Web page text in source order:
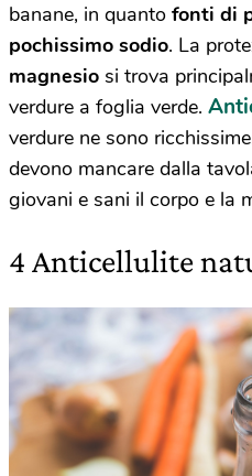
banane, in quanto fonti di
pochissimo sodio. La
magnesio si trova
verdure a foglia verde.
verdure ne sono
devono mancare dalla
giovani e sani il corpo e la
4 Anticellulite